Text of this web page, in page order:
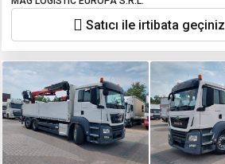
Satıcı ile irtibata geçiniz